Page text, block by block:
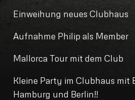
Einweihung neues Clubhaus
Aufnahme Philip als Member
Mallorca Tour mit dem Club
Kleine Party im Clubhaus mit
Hamburg und Berlin!!